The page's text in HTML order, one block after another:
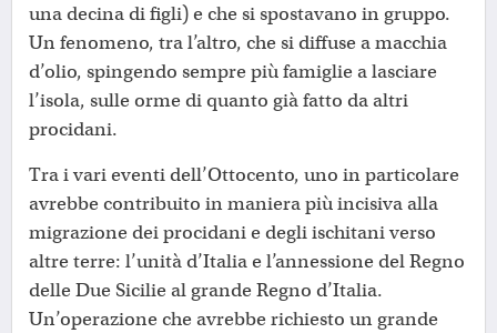
una decina di figli) e che si spostavano in gruppo.
Un fenomeno, tra l’altro, che si diffuse a macchia
d’olio, spingendo sempre più famiglie a lasciare
l’isola, sulle orme di quanto già fatto da altri
procidani.
Tra i vari eventi dell’Ottocento, uno in particolare
avrebbe contribuito in maniera più incisiva alla
migrazione dei procidani e degli ischitani verso
altre terre: l’unità d’Italia e l’annessione del Regno
delle Due Sicilie al grande Regno d’Italia.
Un’operazione che avrebbe richiesto un grande